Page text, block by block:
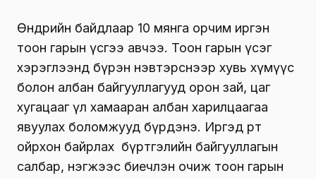
Өнөөдрийн байдлаар 10 мянга орчим иргэн
тоон гарын үсгээ авчээ. Тоон гарын үсэг
хэрэглээнд бүрэн нэвтэрснээр хувь хүмүүс
болон албан байгууллагууд орон зай, цаг
хугацааг үл хамааран албан харилцаагаа
явуулах боломжууд бүрдэнэ. Иргэд өөрт
ойрхон байрлах бүртгэлийн байгууллагын
салбар, нэгжээс биечлэн очиж тоон гарын